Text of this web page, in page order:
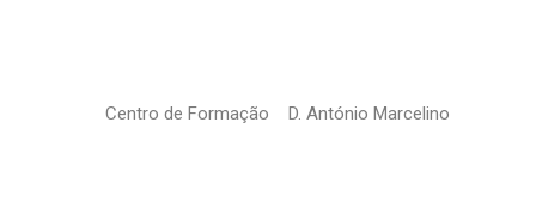
Centro de Formação D. António Marcelino